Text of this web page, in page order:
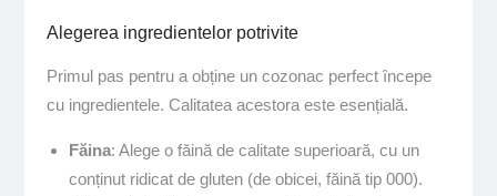
Alegerea ingredientelor potrivite
Primul pas pentru a obține un cozonac perfect începe
cu ingredientele. Calitatea acestora este esențială.
Făina: Alege o făină de calitate superioară, cu un
conținut ridicat de gluten (de obicei, făină tip 000).